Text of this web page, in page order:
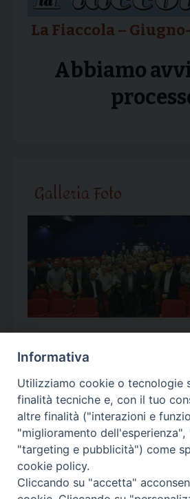
La Fiaccola –
Abbiamo
Galleria Foto
Calendario
<< Ago 2026
l m m g v
27
28
Informativa
Utilizziamo cookie o tecnologie
finalità tecniche e, con il tuo
altre finalità ("interazioni e
"miglioramento
"targeting e pubblicità") come
cookie policy.
Cliccando su "accetta"